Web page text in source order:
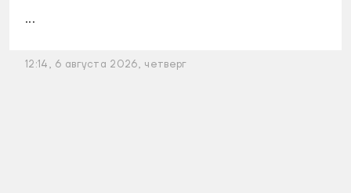
...
12:14, 6 августа 2026, четверг